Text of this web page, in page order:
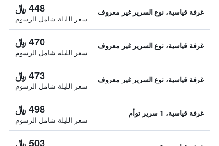
غرفة قياسية، نوع السرير غير معروف 448 ﷼
سعر الليلة شامل الرسوم
غرفة قياسية، نوع السرير غير معروف 470 ﷼
سعر الليلة شامل الرسوم
غرفة قياسية، نوع السرير غير معروف 473 ﷼
سعر الليلة شامل الرسوم
غرفة قياسية، 1 سرير توأم 498 ﷼
سعر الليلة شامل الرسوم
503 ﷼